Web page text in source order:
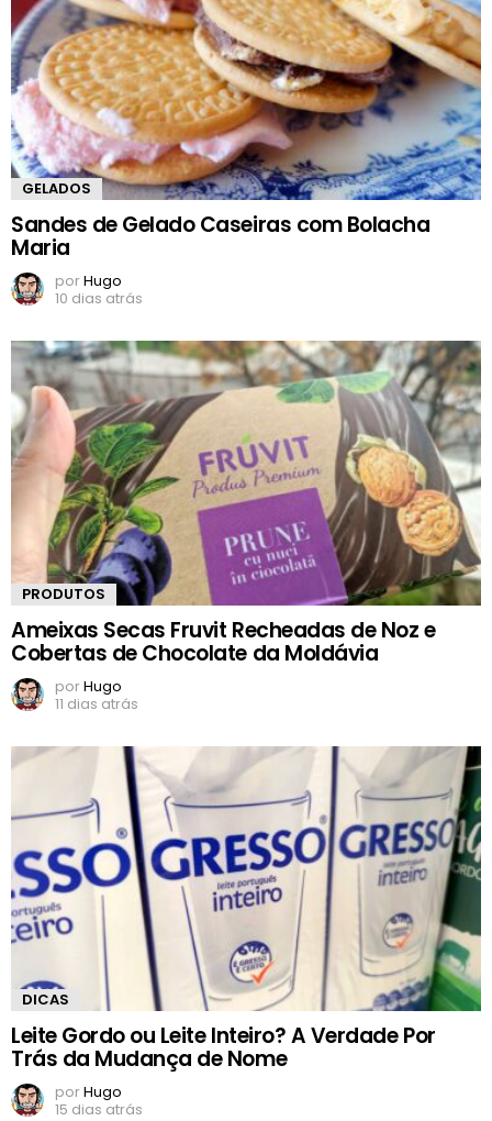
GELADOS
Sandes de Gelado Caseiras com Bolacha
Maria
porHugo
10 dias atrás
PRODUTOS
Ameixas Secas Fruvit Recheadas de Noz e
Cobertas de Chocolate da Moldávia
porHugo
11 dias atrás
DICAS
Leite Gordo ou Leite Inteiro? A Verdade Por
Trás da Mudança de Nome
porHugo
15 dias atrás